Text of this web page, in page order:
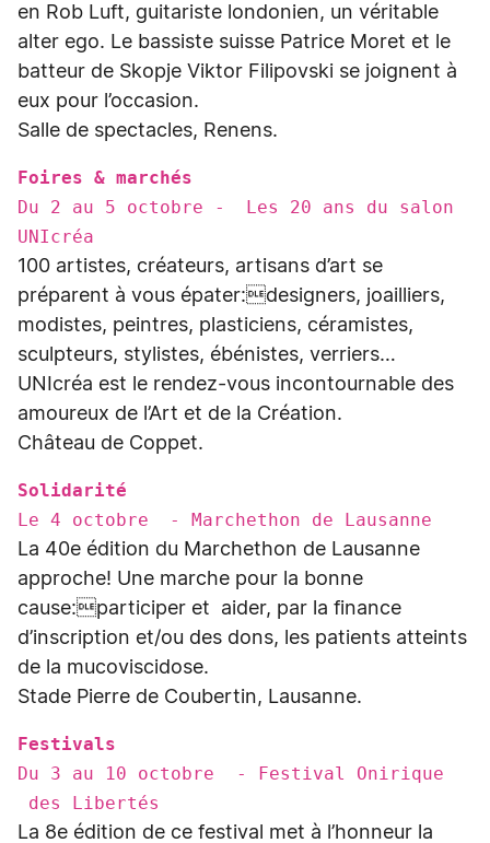
en Rob Luft, guitariste londonien, un véritable
alter ego. Le bassiste suisse Patrice Moret et le
batteur de Skopje Viktor Filipovski se joignent à
eux pour l’occasion.
Salle de spectacles, Renens.
Foires & marchés
Du 2 au 5 octobre - Les 20 ans du salon
UNIcréa
100 artistes, créateurs, artisans d’art se
préparent à vous épater:designers, joailliers,
modistes, peintres, plasticiens, céramistes,
sculpteurs, stylistes, ébénistes, verriers…
UNIcréa est le rendez-vous incontournable des
amoureux de l’Art et de la Création.
Château de Coppet.
Solidarité
Le 4 octobre - Marchethon de Lausanne
La 40e édition du Marchethon de Lausanne
approche! Une marche pour la bonne
cause:participer et aider, par la finance
d’inscription et/ou des dons, les patients atteints
de la mucoviscidose.
Stade Pierre de Coubertin, Lausanne.
Festivals
Du 3 au 10 octobre - Festival Onirique
des Libertés
La 8e édition de ce festival met à l’honneur la